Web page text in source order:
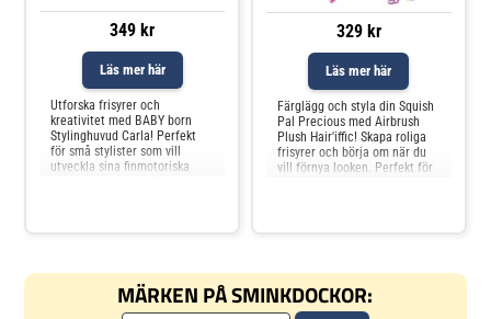
349 kr
Läs mer här
Utforska frisyrer och
kreativitet med BABY born
Stylinghuvud Carla! Perfekt
för små stylister som vill
utveckla sina finmotoriska
329 kr
Läs mer här
Färglägg och styla din Squish
Pal Precious med Airbrush
Plush Hair'iffic! Skapa roliga
frisyrer och börja om när du
vill förnya looken. Perfekt för
MÄRKEN PÅ SMINKDOCKOR: